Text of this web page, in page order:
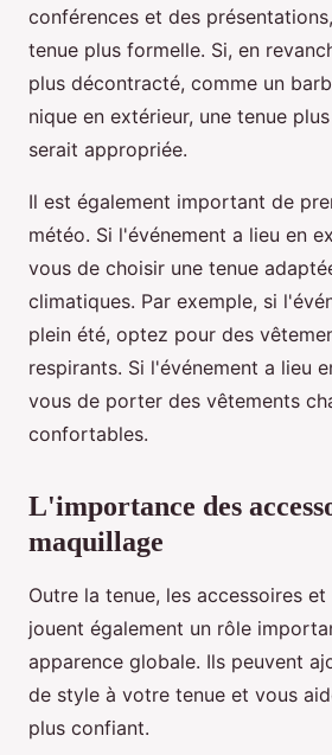
conférences et des
tenue plus formelle. Si, en
plus décontracté, comme un
nique en extérieur, une tenue
serait appropriée.
Il est également important de
météo. Si l'événement a lieu en
vous de choisir une tenue
climatiques. Par exemple, si
plein été, optez pour des
respirants. Si l'événement a lieu
vous de porter des vêtements
confortables.
L'importance des
maquillage
Outre la tenue, les accessoires
jouent également un rôle
apparence globale. Ils peuvent
de style à votre tenue et vous
plus confiant.